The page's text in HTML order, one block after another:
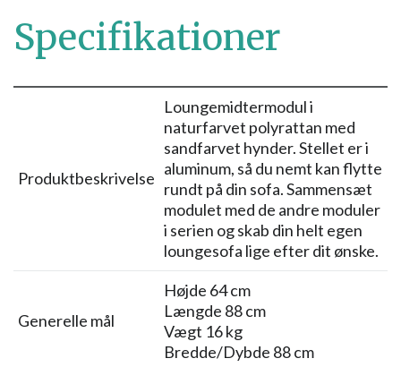
Specifikationer
Produktbeskrivelse
Loungemidtermodul i
naturfarvet polyrattan med
sandfarvet hynder. Stellet er i
aluminum, så du nemt kan flytte
rundt på din sofa. Sammensæt
modulet med de andre moduler
i serien og skab din helt egen
loungesofa lige efter dit ønske.
Generelle mål
Højde 64 cm
Længde 88 cm
Vægt 16 kg
Bredde/Dybde 88 cm